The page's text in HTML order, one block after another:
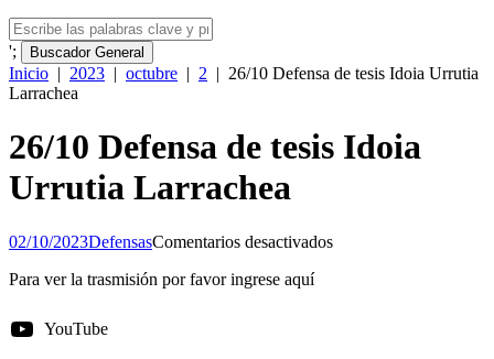
'; Buscador General
Inicio | 2023 | octubre | 2 | 26/10 Defensa de tesis Idoia Urrutia
Larrachea
26/10 Defensa de tesis Idoia
Urrutia Larrachea
02/10/2023DefensasComentarios desactivadosen
Para ver la trasmisión por favor ingrese aquí
YouTube